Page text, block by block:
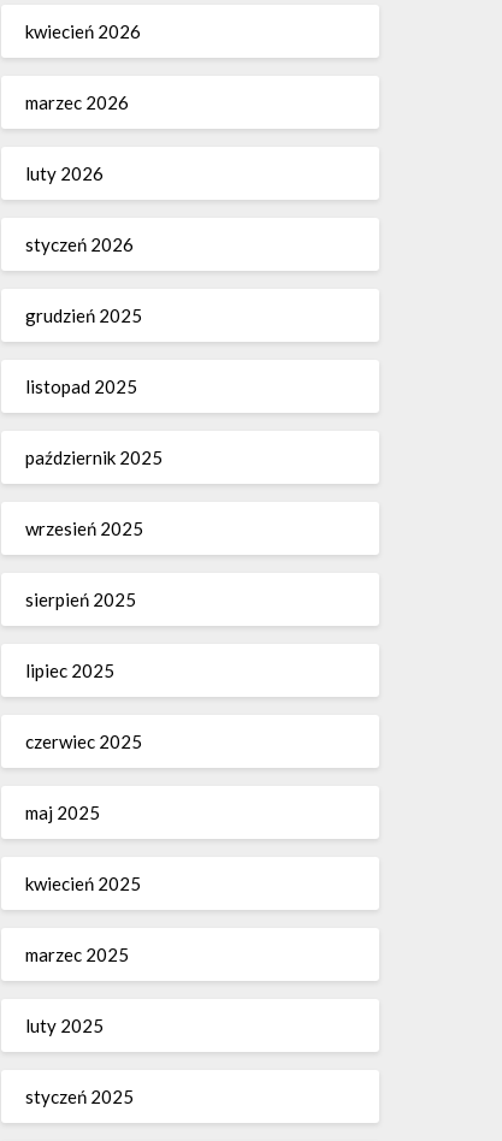
kwiecień 2026
marzec 2026
luty 2026
styczeń 2026
grudzień 2025
listopad 2025
październik 2025
wrzesień 2025
sierpień 2025
lipiec 2025
czerwiec 2025
maj 2025
kwiecień 2025
marzec 2025
luty 2025
styczeń 2025